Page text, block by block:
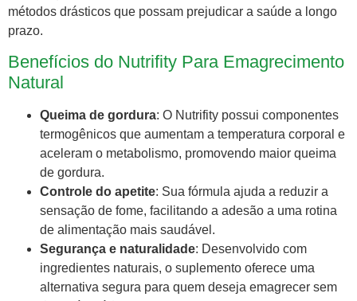
métodos drásticos que possam prejudicar a saúde a longo
prazo.
Benefícios do Nutrifity Para Emagrecimento
Natural
Queima de gordura: O Nutrifity possui componentes
termogênicos que aumentam a temperatura corporal e
aceleram o metabolismo, promovendo maior queima
de gordura.
Controle do apetite: Sua fórmula ajuda a reduzir a
sensação de fome, facilitando a adesão a uma rotina
de alimentação mais saudável.
Segurança e naturalidade: Desenvolvido com
ingredientes naturais, o suplemento oferece uma
alternativa segura para quem deseja emagrecer sem